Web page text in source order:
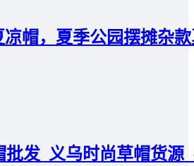
凉帽，夏季公园摆摊杂
批发_义乌时尚草帽货源